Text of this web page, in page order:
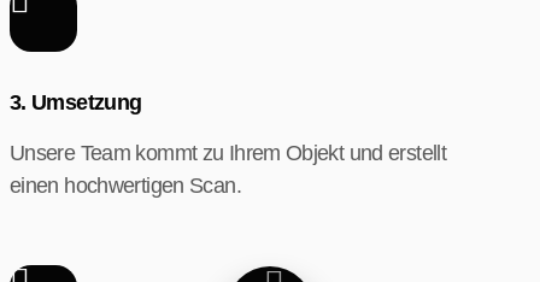
3. Umsetzung
Unsere Team kommt zu Ihrem Objekt und erstellt
einen hochwertigen Scan.